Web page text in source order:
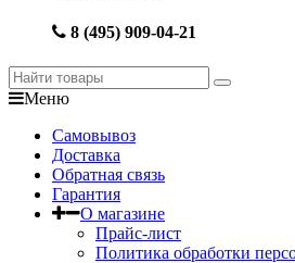
8 (495) 909-04-21
Меню
Самовывоз
Доставка
Обратная связь
Гарантия
О магазине
Прайс-лист
Политика обработки